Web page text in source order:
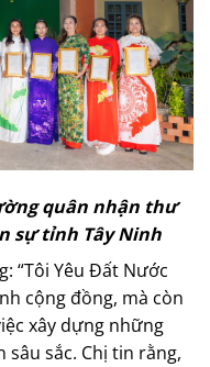
quân nhận thư
sự tỉnh Tây Ninh
“Tôi Yêu Đất Nước
cộng đồng, mà còn
xây dựng những
sắc. Chị tin rằng,